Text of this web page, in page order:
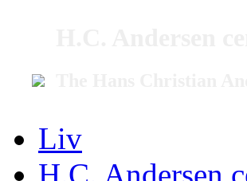
Liv
H.C. Andersen